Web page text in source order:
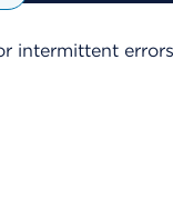
intermittent